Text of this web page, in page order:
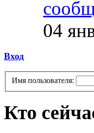
04
Вход
Имя пользователя:
Кто